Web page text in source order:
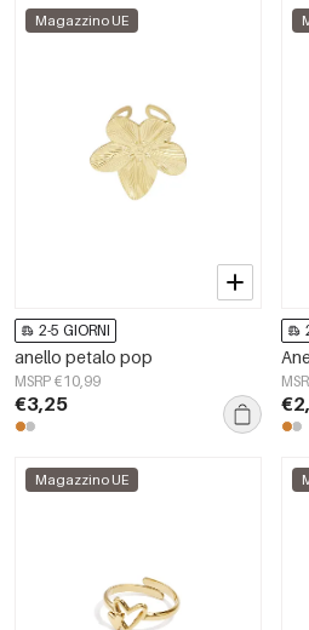
Magazzino UE
2-5 GIORNI
anello petalo pop
MSRP €10,99
€3,25
Magazzino UE